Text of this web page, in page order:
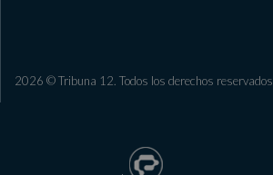
2026 © Tribuna 12. Todos los derechos reservados.